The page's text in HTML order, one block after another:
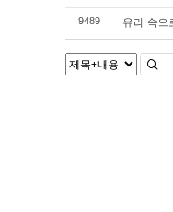
9489 유리 속으